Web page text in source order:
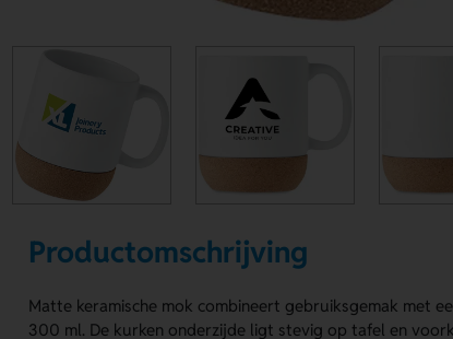
Productomschrijving
Matte keramische mok combineert gebruiksgemak met
300 ml. De kurken onderzijde ligt stevig op tafel en